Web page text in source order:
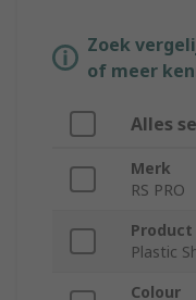
Zoek
of meer
Alles
Merk
RS PRO
Product
Plastic
Colour